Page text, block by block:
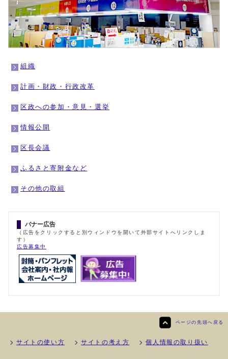
組織
計画・財政・行政改革
区政への参加・意見・選挙
情報公開
区長会議
ふるさと寄附金など
その他の取組
バナー広告
（広告をクリックすると別ウィンドウを開いて外部サイトへリンクしま
す）
広告募集中
ページの先頭へ戻る
サイトの使い方 サイトの考え方 個人情報の取り扱い